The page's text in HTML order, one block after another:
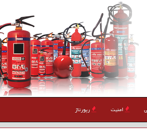
امنیت رپورتاژ